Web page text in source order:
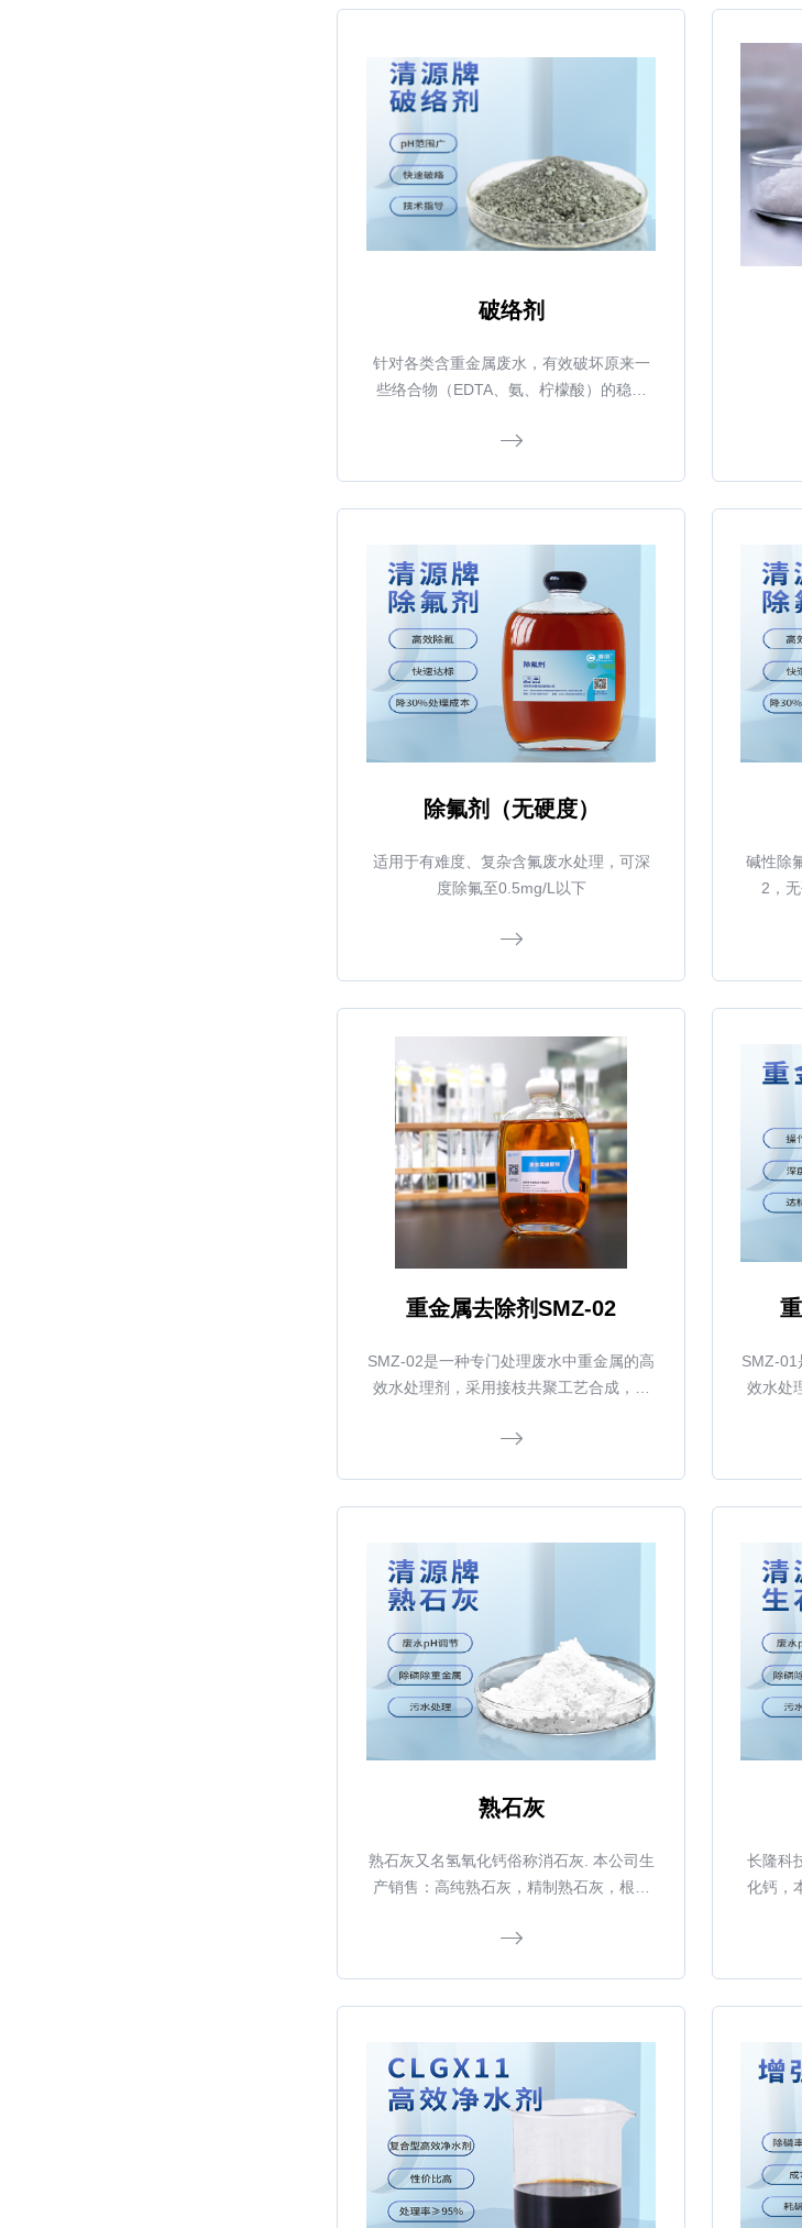
破络剂
针对各类含重金属废水，有效破坏原来一
些络合物（EDTA、氨、柠檬酸）的稳定
除氟剂（无硬度）
适用于有难度、复杂含氟废水处理，可深
度除氟至0.5mg/L以下
碱性除
2，
重金属去除剂SMZ-02
SMZ-02是一种专门处理废水中重金属的高
效水处理剂，采用接枝共聚工艺合成，能
沉淀。
SMZ-01
效水处
熟石灰
熟石灰又名氢氧化钙俗称消石灰. 本公司生
产销售：高纯熟石灰，精制熟石灰，根据
技产销清源牌优质熟石灰
长隆科
化钙，